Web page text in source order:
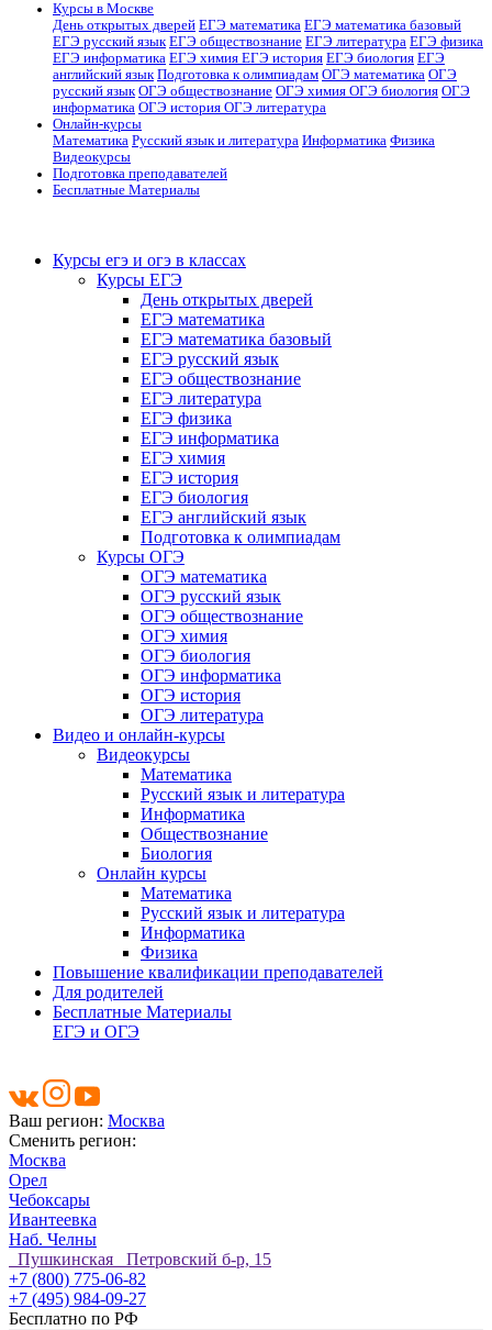
Курсы в Москве
День открытых дверей ЕГЭ математика ЕГЭ математика базовый
ЕГЭ русский язык ЕГЭ обществознание ЕГЭ литература ЕГЭ физика
ЕГЭ информатика ЕГЭ химия ЕГЭ история ЕГЭ биология ЕГЭ
английский язык Подготовка к олимпиадам ОГЭ математика ОГЭ
русский язык ОГЭ обществознание ОГЭ химия ОГЭ биология ОГЭ
информатика ОГЭ история ОГЭ литература
Онлайн-курсы
Математика Русский язык и литература Информатика Физика
Видеокурсы
Подготовка преподавателей
Бесплатные Материалы
Курсы егэ и огэ в классах
Курсы ЕГЭ
День открытых дверей
ЕГЭ математика
ЕГЭ математика базовый
ЕГЭ русский язык
ЕГЭ обществознание
ЕГЭ литература
ЕГЭ физика
ЕГЭ информатика
ЕГЭ химия
ЕГЭ история
ЕГЭ биология
ЕГЭ английский язык
Подготовка к олимпиадам
Курсы ОГЭ
ОГЭ математика
ОГЭ русский язык
ОГЭ обществознание
ОГЭ химия
ОГЭ биология
ОГЭ информатика
ОГЭ история
ОГЭ литература
Видео и онлайн-курсы
Видеокурсы
Математика
Русский язык и литература
Информатика
Обществознание
Биология
Онлайн курсы
Математика
Русский язык и литература
Информатика
Физика
Повышение квалификации преподавателей
Для родителей
Бесплатные Материалы
ЕГЭ и ОГЭ
Ваш регион: Москва
Сменить регион:
Москва
Орел
Чебоксары
Ивантеевка
Наб. Челны
Пушкинская Петровский б-р, 15
+7 (800) 775-06-82
+7 (495) 984-09-27
Бесплатно по РФ